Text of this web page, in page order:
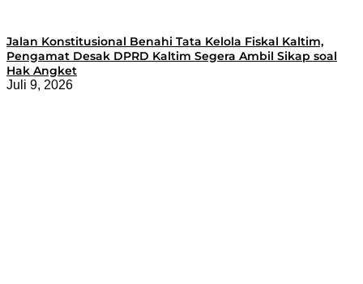
Jalan Konstitusional Benahi Tata Kelola Fiskal Kaltim,
Pengamat Desak DPRD Kaltim Segera Ambil Sikap soal
Hak Angket
Juli 9, 2026